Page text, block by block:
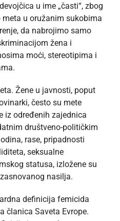
u ime „časti“, zbog
u oružanim sukobima
da nabrojimo samo
žena i
moći, stereotipima i
Žene u javnosti, poput
često su mete
iz određenih zajednica
društveno-političkim
rase, pripadnosti
seksualne
statusa, izložene su
nasilja.
definicija femicida
članica Saveta Evrope.